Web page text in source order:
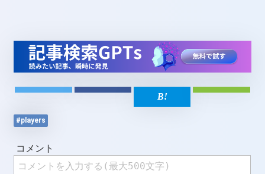
#players